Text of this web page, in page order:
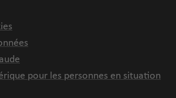
pour les personnes en situation